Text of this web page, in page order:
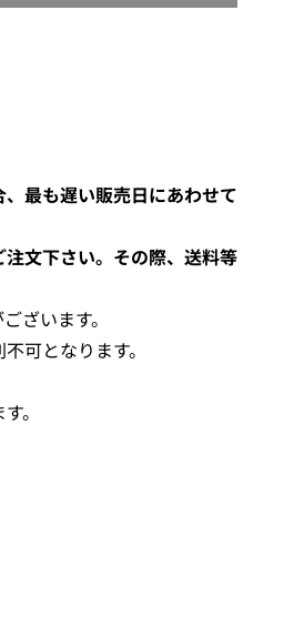
最も遅い販売日にあわせて
文下さい。その際、送料等
ざいます。
可となります。
。